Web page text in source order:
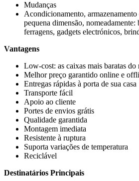
Mudanças
Acondicionamento,
pequena dimensão,
ferragens, gadgets electrónicos,
Vantagens
Low-cost: as caixas mais baratas do
Melhor preço garantido online e
Entregas rápidas à porta de sua casa
Transporte fácil
Apoio ao cliente
Portes de envios grátis
Qualidade garantida
Montagem imediata
Resistente à ruptura
Suporta variações de temperatura
Reciclável
Destinatários Principais